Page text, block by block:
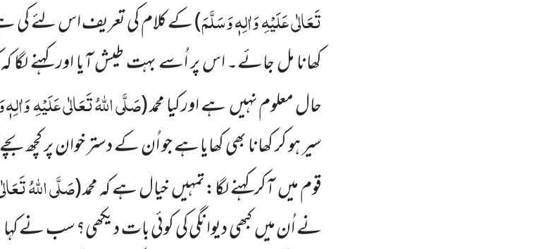
تَعَالٰی عَلَیْہِوَاٰلِہٖ وَسَلَّمَ)کے کلام کی تعریف اس لئے کی ہے
کھانا مل جائے۔ اس پر اُسے بہت طیش آیا اور کہنے لگا
حال معلوم نہیں ہے اور کیا محمد(صَلَّی اللّٰہُ تَعَالٰی عَلَیْہِ
سیر ہو کر کھانا بھی کھایا ہے جو اُن کے دستر خوان پر کچھ
قوم میں آکر کہنے لگا:تمہیں خیال ہے کہ محمد(صَلَّی اللّٰہُ
نے اُن میں کبھی دیوانگی کی کوئی بات دیکھی؟ سب نے